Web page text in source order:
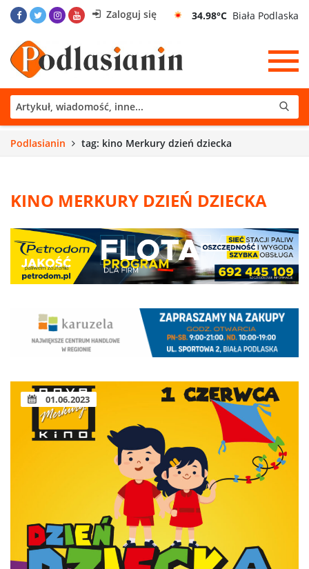
Zaloguj się 34.98°C Biała Podlaska
Podlasianin tag: kino Merkury dzień dziecka
KINO MERKURY DZIEŃ DZIECKA
01.06.2023